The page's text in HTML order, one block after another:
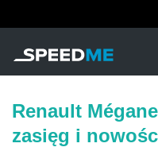
Renault
zasięg i